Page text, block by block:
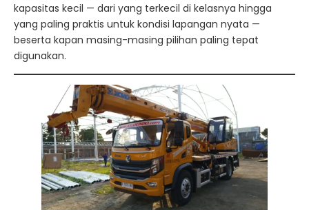
kapasitas kecil — dari yang terkecil di kelasnya hingga
yang paling praktis untuk kondisi lapangan nyata —
beserta kapan masing-masing pilihan paling tepat
digunakan.